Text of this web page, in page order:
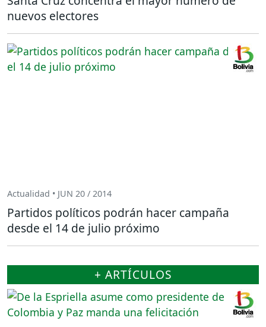
nuevos electores
Actualidad • JUN 20 / 2014
Partidos políticos podrán hacer campaña
desde el 14 de julio próximo
+ ARTÍCULOS